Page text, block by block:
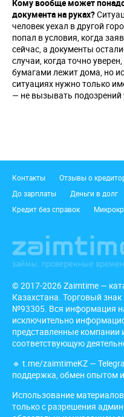
Кому вообще может
документа на руках?
человек уехал в другой
попал в условия, когда
сейчас, а документы
случаи, когда точно
бумагами лежит дома, но
ситуациях нужно только
— не вызывать подозрений
Подвал
Контакты Отзывы о
До зарплаты
Деньги в долг
Кредит без справок
© 2017-2026 Zaimtime —
Казахстана. Торговый
№93305. Вся информация
исключительно
представленные компании
соответствующую
🔹 t.me/zaimtimeKZ —
поддержка, обмен опытом
Использование
только с разрешения